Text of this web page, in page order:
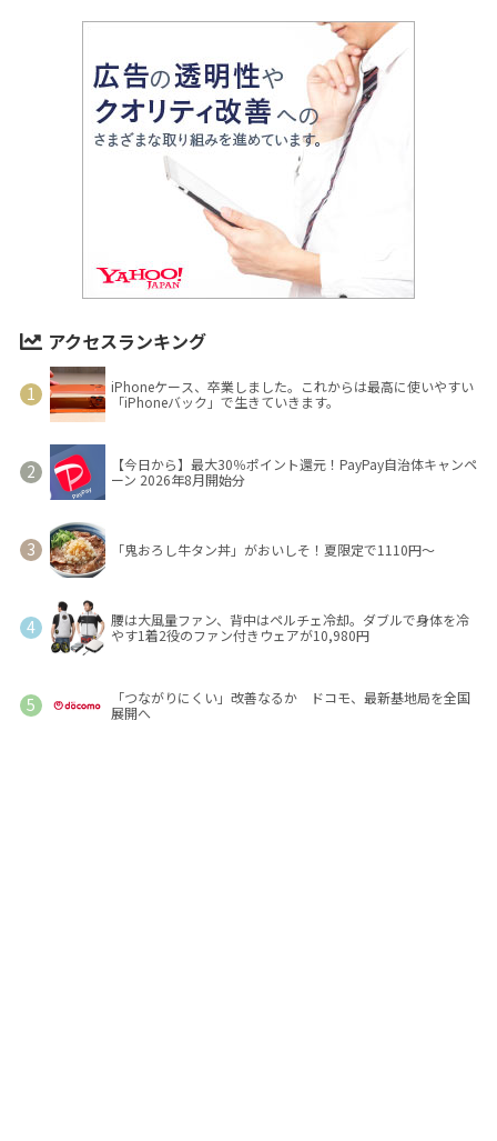
アクセスランキング
iPhoneケース、卒業しました。これからは最高に使いやすい
「iPhoneバック」で生きていきます。
【今日から】最大30％ポイント還元！PayPay自治体キャンペ
ーン 2026年8月開始分
「鬼おろし牛タン丼」がおいしそ！夏限定で1110円～
腰は大風量ファン、背中はペルチェ冷却。ダブルで身体を冷
やす1着2役のファン付きウェアが10,980円
「つながりにくい」改善なるか ドコモ、最新基地局を全国
展開へ